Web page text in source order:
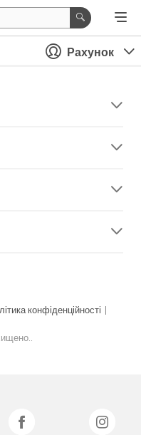
Рахунок
конфіденційності